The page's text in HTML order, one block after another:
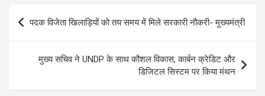
Post
navigation
पदक विजेता खिलाड़ियों को तय समय में मिले सरकारी नौकरी- मुख्यमंत्री
मुख्य सचिव ने UNDP के साथ कौशल विकास, कार्बन क्रेडिट और
डिजिटल सिस्टम पर किया मंथन